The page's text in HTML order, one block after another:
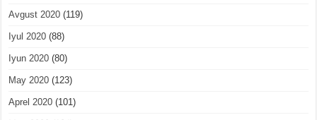
Avgust 2020 (119)
Iyul 2020 (88)
Iyun 2020 (80)
May 2020 (123)
Aprel 2020 (101)